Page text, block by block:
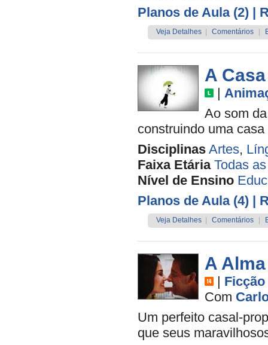
Planos de Aula (2) |
Veja Detalhes Comentários
A Casa
|
Ao som
construindo uma
Disciplinas Artes,
Faixa Etária Todas
Nível de Ensino
Planos de Aula (4) |
Veja Detalhes Comentários
A
| Ficção
Com
Um perfeito casal-
que seus